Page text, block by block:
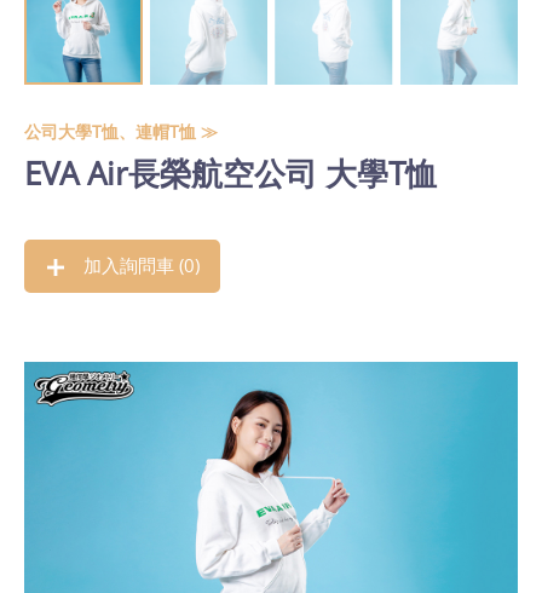
公司大學T恤、連帽T恤 ≫
EVA Air長榮航空公司 大學T恤
加入詢問車 (0)